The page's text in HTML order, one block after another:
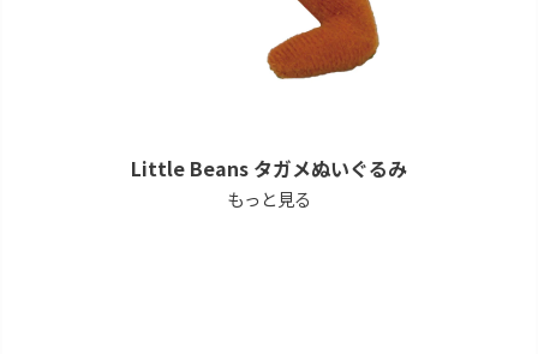
Little Beans タガメぬいぐるみ
もっと見る